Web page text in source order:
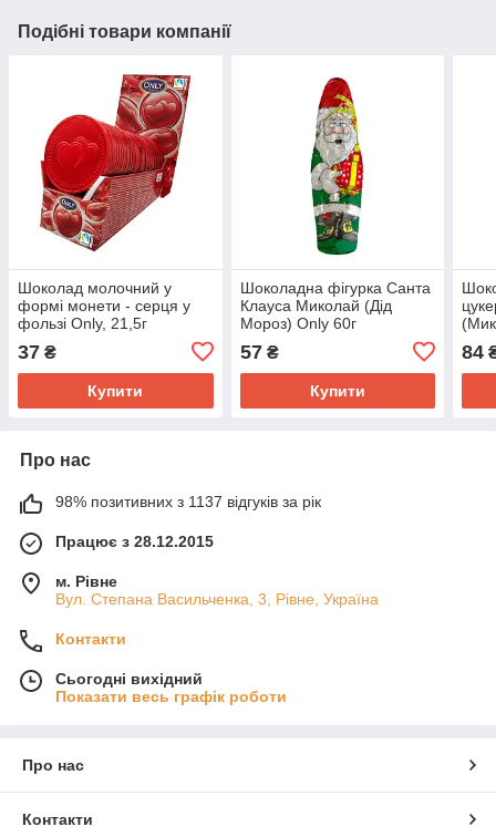
Подібні товари компанії
Шоколад молочний у
формі монети - серця у
фользі Only, 21,5г
37 ₴
Купити
Шоколадна фігурка Санта
Клауса Миколай (Дід
Мороз) Only 60г
57₴
Купити
84
Про нас
98% позитивних з 1137 відгуків за рік
Працює з 28.12.2015
м. Рівне
Вул. Степана Васильченка, 3, Рівне, Україна
Контакти
Сьогодні вихідний
Показати весь графік роботи
Про нас
Контакти